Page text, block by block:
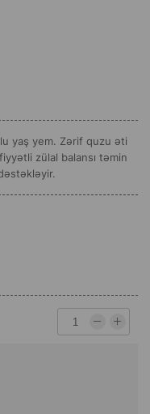
yaş yem. Zərif quzu əti
zülal balansı təmin